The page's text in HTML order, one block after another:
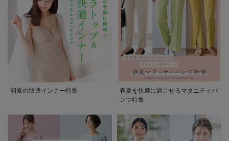
初夏の快適インナー特集
春夏を快適に過ごせるマタニティパ
ンツ特集